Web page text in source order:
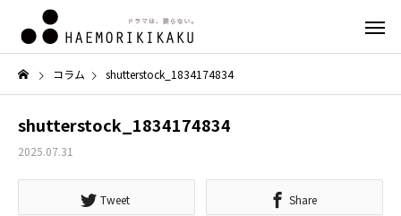
コラム shutterstock_1834174834
shutterstock_1834174834
2025.07.31
Tweet Share